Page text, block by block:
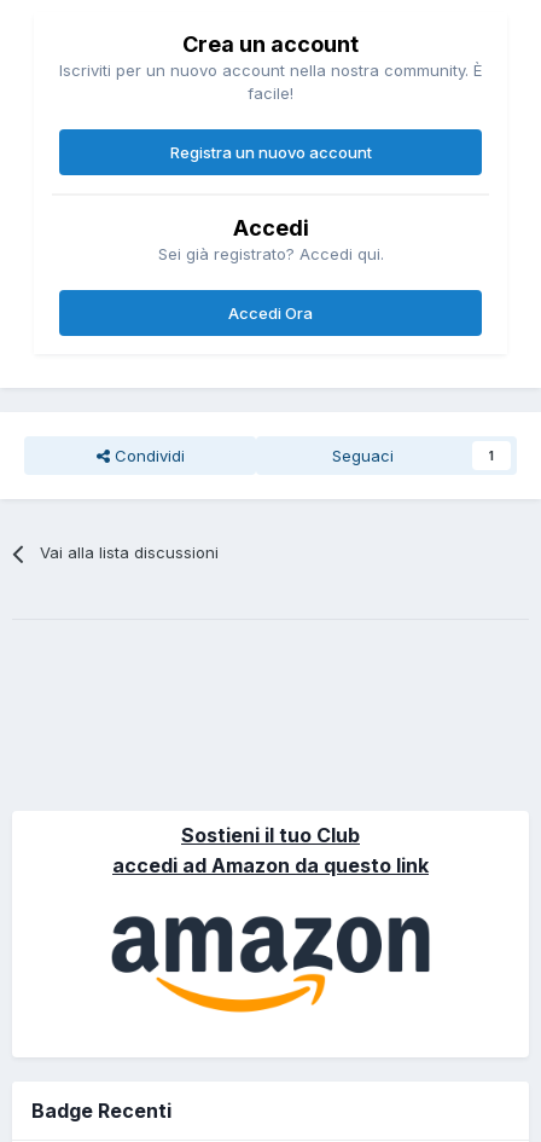
Crea un account
Iscriviti per un nuovo account nella nostra community. È
facile!
Registra un nuovo account
Accedi
Sei già registrato? Accedi qui.
Accedi Ora
Condividi Seguaci 1
Vai alla lista discussioni
Sostieni il tuo Club
accedi ad Amazon da questo link
Badge Recenti